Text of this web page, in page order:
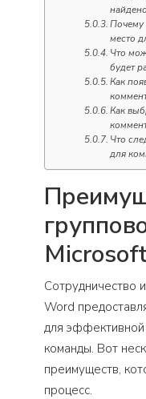
Почему
место
Что
будет
Как
Как
Что
для
Сотрудничество
Word
для
команды. Вот
преимуществ,
процесс.